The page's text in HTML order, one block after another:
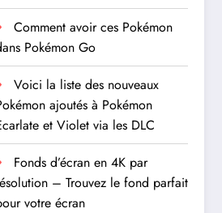
Comment avoir ces Pokémon
Pokémon Go
Voici la liste des nouveaux
ajoutés à Pokémon
et Violet via les DLC
Fonds d’écran en 4K par
– Trouvez le fond parfait
votre écran